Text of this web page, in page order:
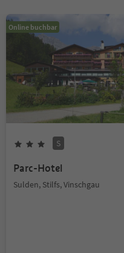
Online buchbar
S
Parc-Hotel
Sulden, Stilfs, Vinschgau